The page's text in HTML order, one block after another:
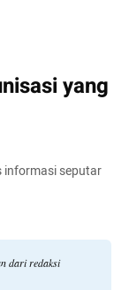
yang
informasi seputar
dari redaksi